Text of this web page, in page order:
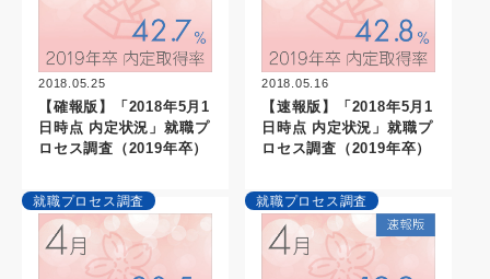
2018.05.25
【確報版】「2018年5月1
日時点 内定状況」就職プ
ロセス調査（2019年卒）
2018.05.16
【速報版】「2018年5月1
日時点 内定状況」就職プ
ロセス調査（2019年卒）
就職プロセス調査 就職プロセス調査